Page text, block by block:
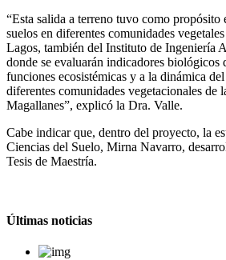
“Esta salida a terreno tuvo como propósito
suelos en diferentes comunidades
Lagos, también del Instituto de Ingeniería
donde se evaluarán indicadores biológicos
funciones ecosistémicas y a la dinámica
diferentes comunidades vegetacionales de
Magallanes”, explicó la Dra. Valle.
Cabe indicar que, dentro del proyecto, la
Ciencias del Suelo, Mirna Navarro,
Tesis de Maestría.
Últimas noticias